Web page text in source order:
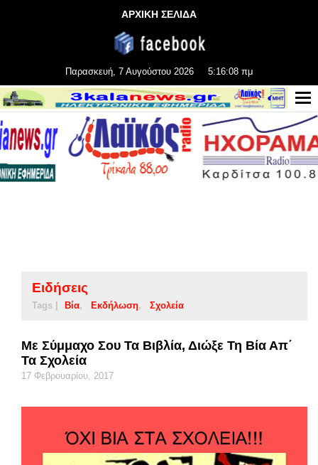
ΑΡΧΙΚΗ ΣΕΛΙΔΑ
Παρασκευή, 7 Αυγούστου 2026 5:16:08 πμ
Ειδήσεις
Tags | Βία Εκδήλωση Σχολεία
Με Σύμμαχο Σου Τα Βιβλία, Διώξε Τη Βία Απ΄
Τα Σχολεία
17 Φεβρουαρίου, 2017